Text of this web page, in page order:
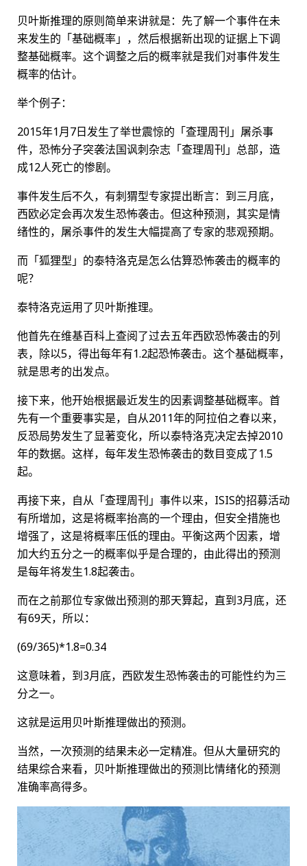
贝叶斯推理的原则简单来讲就是：先了解一个事件在未
来发生的「基础概率」，然后根据新出现的证据上下调
整基础概率。这个调整之后的概率就是我们对事件发生
概率的估计。
举个例子：
2015年1月7日发生了举世震惊的「查理周刊」屠杀事
件，恐怖分子突袭法国讽刺杂志「查理周刊」总部，造
成12人死亡的惨剧。
事件发生后不久，有刺猬型专家提出断言：到三月底，
西欧必定会再次发生恐怖袭击。但这种预测，其实是情
绪性的，屠杀事件的发生大幅提高了专家的悲观预期。
而「狐狸型」的泰特洛克是怎么估算恐怖袭击的概率的
呢？
泰特洛克运用了贝叶斯推理。
他首先在维基百科上查阅了过去五年西欧恐怖袭击的列
表，除以5，得出每年有1.2起恐怖袭击。这个基础概率，
就是思考的出发点。
接下来，他开始根据最近发生的因素调整基础概率。首
先有一个重要事实是，自从2011年的阿拉伯之春以来，
反恐局势发生了显著变化，所以泰特洛克决定去掉2010
年的数据。这样，每年发生恐怖袭击的数目变成了1.5
起。
再接下来，自从「查理周刊」事件以来，ISIS的招募活动
有所增加，这是将概率抬高的一个理由，但安全措施也
增强了，这是将概率压低的理由。平衡这两个因素，增
加大约五分之一的概率似乎是合理的，由此得出的预测
是每年将发生1.8起袭击。
而在之前那位专家做出预测的那天算起，直到3月底，还
有69天，所以：
(69/365)*1.8=0.34
这意味着，到3月底，西欧发生恐怖袭击的可能性约为三
分之一。
这就是运用贝叶斯推理做出的预测。
当然，一次预测的结果未必一定精准。但从大量研究的
结果综合来看，贝叶斯推理做出的预测比情绪化的预测
准确率高得多。